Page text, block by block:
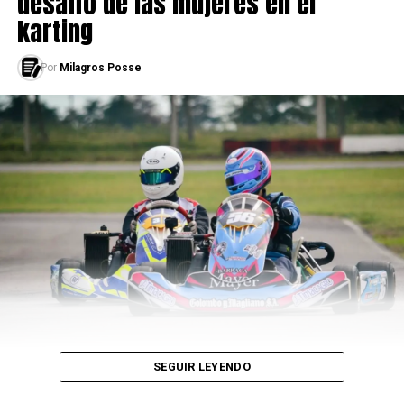
-¿Por qué decidiste entrar a la Fuerza Aérea
Argentina?
-Por una necesidad económica. Era la primera vez que
las mujeres ingresaban a la Fuerza Aérea. Yo no tenía ni
idea lo que era la vida militar. Estaba viviendo en Buenos
Aires por una suplencia y me quedé, pero no tenía
trabajo. Entrar a la Fuerza me permitiría estabilidad, un
buen sueldo y buena obra social.
karting
Por Milagros Posse
SEGUIR LEYENDO